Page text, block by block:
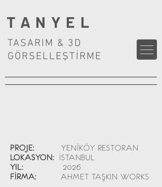
TANYEL
TASARIM & 3D
GÖRSELLEŞTİRME
PROJE:YENİKÖY RESTORAN
LOKASYON:
İSTANBUL
YIL:
2026
FİRMA:AHMET TAŞKIN WORKS